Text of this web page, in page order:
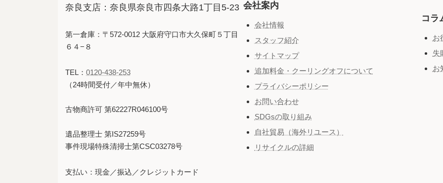
奈良支店：奈良県奈良市四条大路1丁目5-23
第一倉庫：〒572-0012 大阪府守口市大久保町５丁目
６４−８
TEL： 0120-438-253
（24時間受付／年中無休）
古物商許可 第62227R046100号
遺品整理士 第IS27259号
事件現場特殊清掃士第CSC03278号
支払い：現金／振込／クレジットカード
会社案内
会社情報
スタッフ紹介
サイトマップ
追加料金・クーリングオフについて
プライバシーポリシー
お問い合わせ
SDGsの取り組み
自社貿易（海外リユース）
リサイクルの詳細
コラ
お
失
お